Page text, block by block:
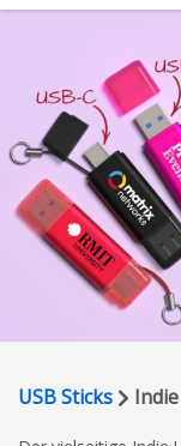
USB Sticks Indie